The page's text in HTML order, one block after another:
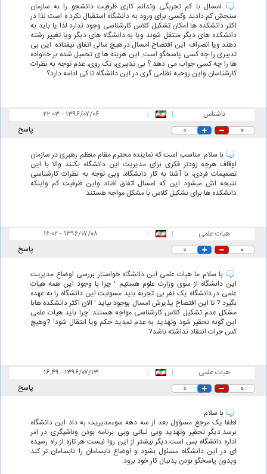
امسال با کم تجربگی وندانم کاری ظرفیت دانشجو را به سازمان
سنجش کم دادند وکسی برای ورود به دانشگاه استقبال نکرد ه است لذا در
اکثر دانشکده ها امکان تشکیل کلاس کارشناسی وجود ندارد لذا یا باید به
دانشکده های دیگر منتقل شوند ویا به دانشگاه های دیگر ویا تغییر رشته
دهند ویا انصراف. این افتضاح امسال در هیچ سالی اتفاق نیفتاده. این بی
تدبیری را چه کسی پاسخگو است. این هزینه ها ی تحمیل شده بر خانواده
ها را چه کسی جواب می دهد.؟ بی تدبیری، تک روی، عدم توجه به نظرات
کارشناسان واین روحیه نظامی گری در این دانشگاه تا کی ادامه دارد؟
ناشناس |
| ۲۲:۰۳ - ۱۳۹۶/۰۷/۰۶
۰ ۰ پاسخ
با سلام. مناسب است که نماینده محترم مقام معظم رهبری در سازمان
اوقاف هرچه زودتر فکری برای مدیریت این دانشگاه بکنند والا با این
تصمیمات فردی، نا آشنا به کار دانشگاه، وبی توجه به نظرات کارشناسی
نتیجه اش میشود این که امسال اتفاق افتاد واین ظرفیت کم واینکه
دانشکده ها برای تشکیل کلاس با مشکل مواجه هستند
هیات علمی |
| ۱۶:۰۲ - ۱۳۹۶/۰۷/۰۸
۰ ۰ پاسخ
با سلام ما هیات علمی این دانشگاه خواستار بررسی اوضاع مدیریت
این دانشگاه از سوی وزارت علوم هستیم ' چرا با وجود این همه هیات
علمی در دانشگاه یک نفر بی تجربه باید مسولیت این دانشگاه را به عهده
بگیرد ? تا این افتضاح پذیرش امسال بوجود بیاید ' الان اکثر دانشکده هابا
مشکل عدم تشکیل کلاس کارشناسی مواجه هستند 'چرا باید هیات علمی
این گونه تحقیر شود وتهدید به عدم تمدید حکم ویا انتقال شود' ?وهیچ
کس جرات انتقاد نداشته باشد?
هیات علمی |
| ۱۶:۴۹ - ۱۳۹۶/۰۷/۱۳
۰ ۰ پاسخ
با سلام
لطفا یک مرجع مسؤول بعد از سه دهه سوءمدیریت به داد این دانشگاه
برسد.دیگر تحقیر وتهدید وبی ثباتی وبی برنامه بودن وناشیگری در امر
اداره دانشگاه بس است.دیگر بیشتر از این روا نیست هر تازه از راه رسیده
ای در این دانشگاه مسئول بشود و اوضاع نابسامان را نابسامان تر کند
وبدون پاسخگو بودن بدنبال کار خود برود.